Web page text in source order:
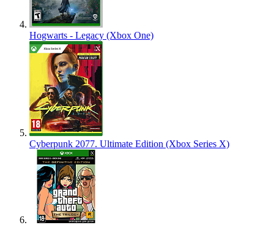
Hogwarts - Legacy (Xbox One)
Cyberpunk 2077. Ultimate Edition (Xbox Series X)